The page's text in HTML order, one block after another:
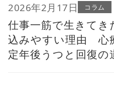
2026年2月17日 コラム
仕事一筋で生きてき
込みやすい理由 心
定年後うつと回復の